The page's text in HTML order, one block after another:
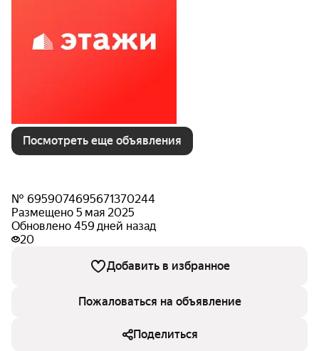
Посмотреть еще объявления
№ 6959074695671370244
Размещено 5 мая 2025
Обновлено 459 дней назад
20
Добавить в избранное
Пожаловаться на объявление
Поделиться